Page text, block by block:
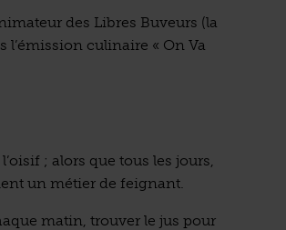
des Libres Buveurs (la
l’émission culinaire « On Va
; alors que tous les jours,
un métier de feignant.
matin, trouver le jus pour